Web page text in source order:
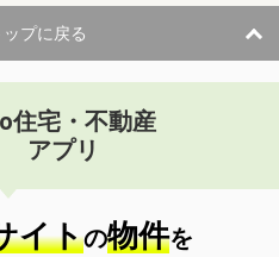
米沢市駅前３丁目
ーム
プに戻る
住宅・不動産
アプリ
イトの物件を